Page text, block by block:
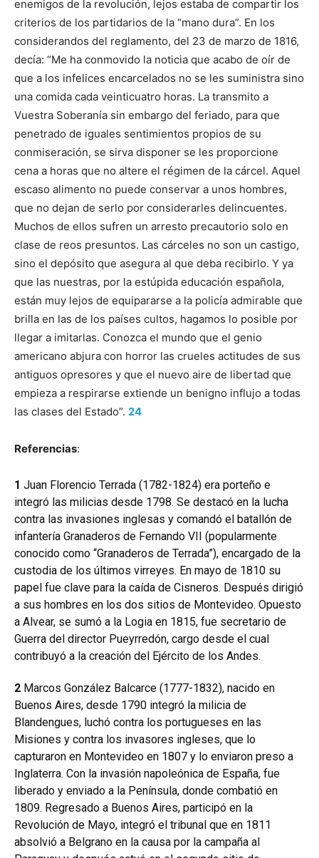
enemigos de la revolución, lejos estaba de compartir los
criterios de los partidarios de la “mano dura”. En los
considerandos del reglamento, del 23 de marzo de 1816,
decía: “Me ha conmovido la noticia que acabo de oír de
que a los infelices encarcelados no se les suministra sino
una comida cada veinticuatro horas. La transmito a
Vuestra Soberanía sin embargo del feriado, para que
penetrado de iguales sentimientos propios de su
conmiseración, se sirva disponer se les proporcio­ne
cena a horas que no altere el régimen de la cárcel. Aquel
escaso alimento no puede conservar a unos hombres,
que no dejan de serlo por considerarles delincuentes.
Mu­chos de ellos sufren un arresto precautorio solo en
clase de reos presuntos. Las cárceles no son un castigo,
sino el depósito que asegura al que deba recibirlo. Y ya
que las nuestras, por la estúpida educación española,
están muy lejos de equipararse a la policía admirable que
brilla en las de los países cultos, hagamos lo posible por
llegar a imitarlas. Conozca el mundo que el genio
americano abjura con horror las crueles actitudes de sus
antiguos opresores y que el nuevo aire de libertad que
empieza a respirarse ex­tiende un benigno influjo a todas
las clases del Estado”. 24
Referencias:
1 Juan Florencio Terrada (1782-1824) era porteño e
integró las milicias desde 1798. Se destacó en la lucha
contra las invasiones inglesas y comandó el batallón de
infantería Granaderos de Fernando VII (popularmente
conocido como “Granaderos de Terrada”), encargado de la
custodia de los últimos virreyes. En mayo de 1810 su
papel fue clave para la caída de Cisneros. Después dirigió
a sus hombres en los dos sitios de Montevideo. Opuesto
a Alvear, se sumó a la Logia en 1815, fue secretario de
Guerra del director Pueyrredón, cargo desde el cual
contribuyó a la creación del Ejército de los Andes.
2 Marcos González Balcarce (1777-1832), nacido en
Buenos Aires, desde 1790 integró la milicia de
Blandengues, luchó contra los portugueses en las
Misiones y contra los invasores ingleses, que lo
capturaron en Montevideo en 1807 y lo enviaron preso a
Inglaterra. Con la invasión napoleónica de España, fue
liberado y enviado a la Península, donde combatió en
1809. Regresado a Buenos Aires, participó en la
Revolución de Mayo, integró el tribunal que en 1811
absolvió a Belgrano en la causa por la campaña al